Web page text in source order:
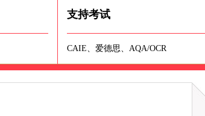
支持考试
CAIE、爱德思、AQA/OCR